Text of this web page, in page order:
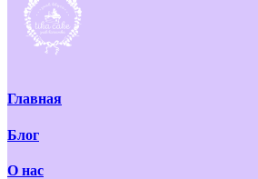
Главная
Блог
О нас